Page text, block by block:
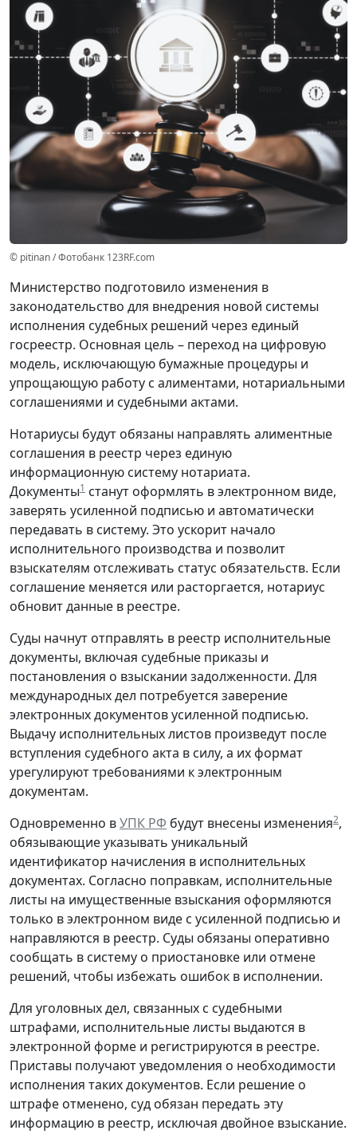
© pitinan / Фотобанк 123RF.com
Министерство подготовило изменения в
законодательство для внедрения новой системы
исполнения судебных решений через единый
госреестр. Основная цель – переход на цифровую
модель, исключающую бумажные процедуры и
упрощающую работу с алиментами, нотариальными
соглашениями и судебными актами.
Нотариусы будут обязаны направлять алиментные
соглашения в реестр через единую
информационную систему нотариата.
Документы1 станут оформлять в электронном виде,
заверять усиленной подписью и автоматически
передавать в систему. Это ускорит начало
исполнительного производства и позволит
взыскателям отслеживать статус обязательств. Если
соглашение меняется или расторгается, нотариус
обновит данные в реестре.
Суды начнут отправлять в реестр исполнительные
документы, включая судебные приказы и
постановления о взыскании задолженности. Для
международных дел потребуется заверение
электронных документов усиленной подписью.
Выдачу исполнительных листов произведут после
вступления судебного акта в силу, а их формат
урегулируют требованиями к электронным
документам.
Одновременно вУПК РФ будут внесены изменения2,
обязывающие указывать уникальный
идентификатор начисления в исполнительных
документах. Согласно поправкам, исполнительные
листы на имущественные взыскания оформляются
только в электронном виде с усиленной подписью и
направляются в реестр. Суды обязаны оперативно
сообщать в систему о приостановке или отмене
решений, чтобы избежать ошибок в исполнении.
Для уголовных дел, связанных с судебными
штрафами, исполнительные листы выдаются в
электронной форме и регистрируются в реестре.
Приставы получают уведомления о необходимости
исполнения таких документов. Если решение о
штрафе отменено, суд обязан передать эту
информацию в реестр, исключая двойное взыскание.